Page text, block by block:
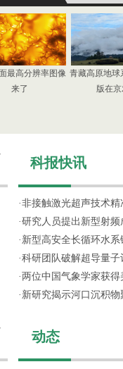
最高分辨率图像
来了
青藏高原地球
版在
科报快讯
·非接触激光超声技术
·研究人员提出新型射
· 新型高安全长循环水
·科研团队破解超导量子
· 两位中国气象学家获
· 新研究揭示河口沉积
动态